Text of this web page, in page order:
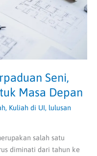
Seni,
Masa Depan
, Kuliah di UI, lulusan
salah satu
diminati dari tahun ke